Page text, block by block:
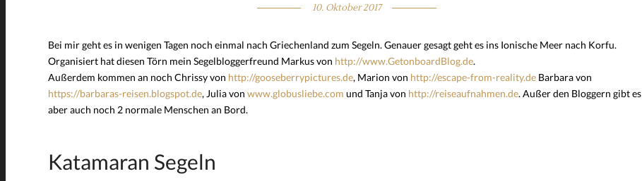
10. Oktober 2017
Bei mir geht es in wenigen Tagen noch einmal nach Griechenland zum Segeln. Genauer gesagt geht es ins Ionische Meer nach Korfu.
Organisiert hat diesen Törn mein Segelbloggerfreund Markus von http://www.GetonboardBlog.de.
Außerdem kommen an noch Chrissy von http://gooseberrypictures.de, Marion von http://escape-from-reality.de Barbara von
https://barbaras-reisen.blogspot.de, Julia von www.globusliebe.com und Tanja von http://reiseaufnahmen.de. Außer den Bloggern gibt es
aber auch noch 2 normale Menschen an Bord.
Katamaran Segeln